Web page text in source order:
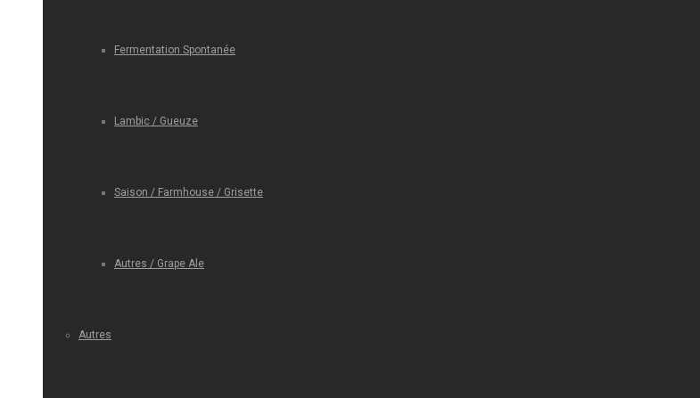
Fermentation Spontanée
Lambic / Gueuze
Saison / Farmhouse / Grisette
Autres / Grape Ale
Autres